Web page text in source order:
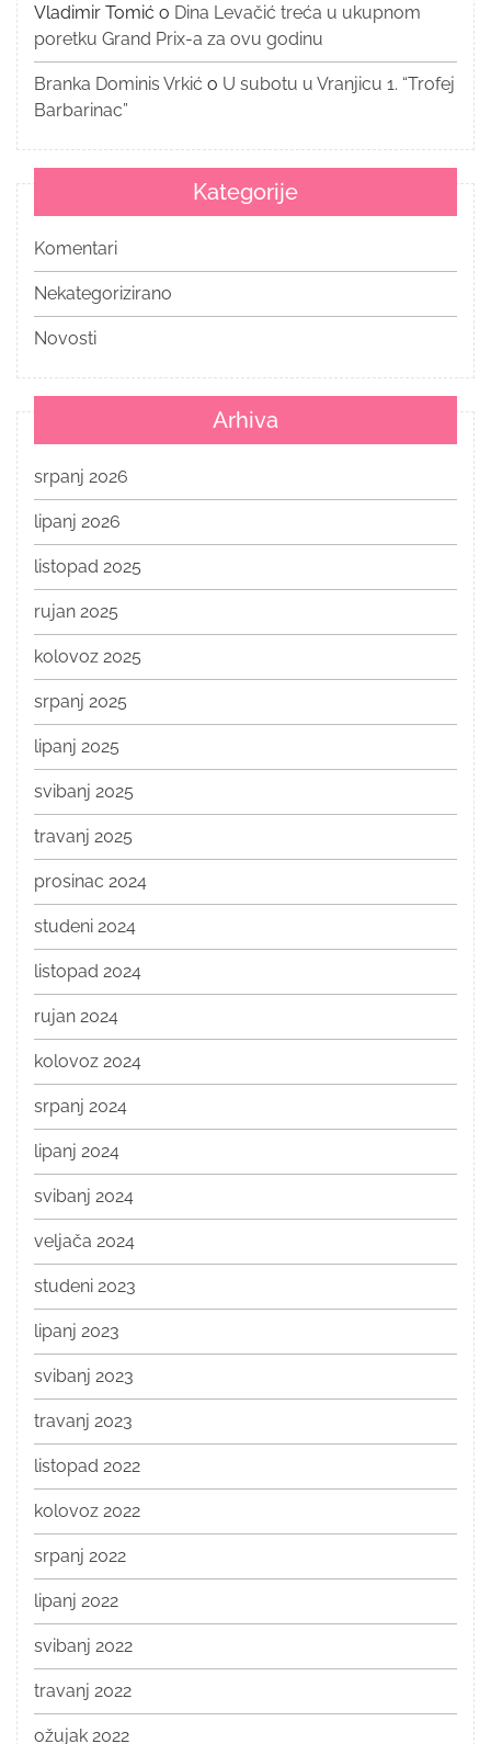
Vladimir Tomić o Dina Levačić treća u ukupnom
poretku Grand Prix-a za ovu godinu
Branka Dominis Vrkić o U subotu u Vranjicu 1. “Trofej
Barbarinac”
Kategorije
Komentari
Nekategorizirano
Novosti
Arhiva
srpanj 2026
lipanj 2026
listopad 2025
rujan 2025
kolovoz 2025
srpanj 2025
lipanj 2025
svibanj 2025
travanj 2025
prosinac 2024
studeni 2024
listopad 2024
rujan 2024
kolovoz 2024
srpanj 2024
lipanj 2024
svibanj 2024
veljača 2024
studeni 2023
lipanj 2023
svibanj 2023
travanj 2023
listopad 2022
kolovoz 2022
srpanj 2022
lipanj 2022
svibanj 2022
travanj 2022
ožujak 2022